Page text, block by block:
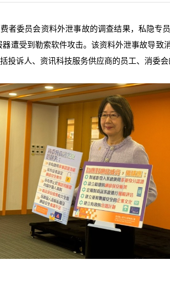
者委员会资料外泄事故的调查结果，私隐专
遭受到勒索软件攻击。该资料外泄事故导致
投诉人、资讯科技服务供应商的员工、消委会